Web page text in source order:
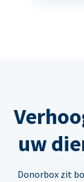
uw
Donorbox zit